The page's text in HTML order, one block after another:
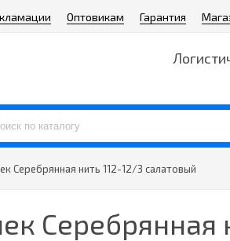
Оптовикам Гарантия
Серебрянная нить 112-12/3 салатовый
Серебрянная